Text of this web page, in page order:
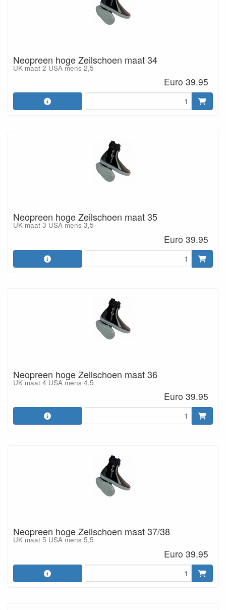
Neopreen hoge Zeilschoen maat 34
UK maat 2 USA mens 2,5
Euro 39.95
Neopreen hoge Zeilschoen maat 35
UK maat 3 USA mens 3,5
Euro 39.95
Neopreen hoge Zeilschoen maat 36
UK maat 4 USA mens 4,5
Euro 39.95
Neopreen hoge Zeilschoen maat 37/38
UK maat 5 USA mens 5,5
Euro 39.95